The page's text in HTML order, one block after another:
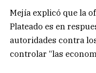
Mejía explicó que la
Plateado es en
autoridades contra
controlar “las